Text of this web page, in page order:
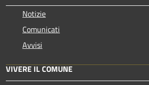
Notizie
Comunicati
Avvisi
VIVERE IL COMUNE